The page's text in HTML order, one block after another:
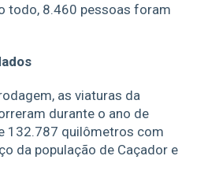
todo, 8.460 pessoas foram
as viaturas da
durante o ano de
132.787 quilômetros com
da população de Caçador e